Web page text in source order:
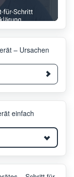
– Ursachen
einfach